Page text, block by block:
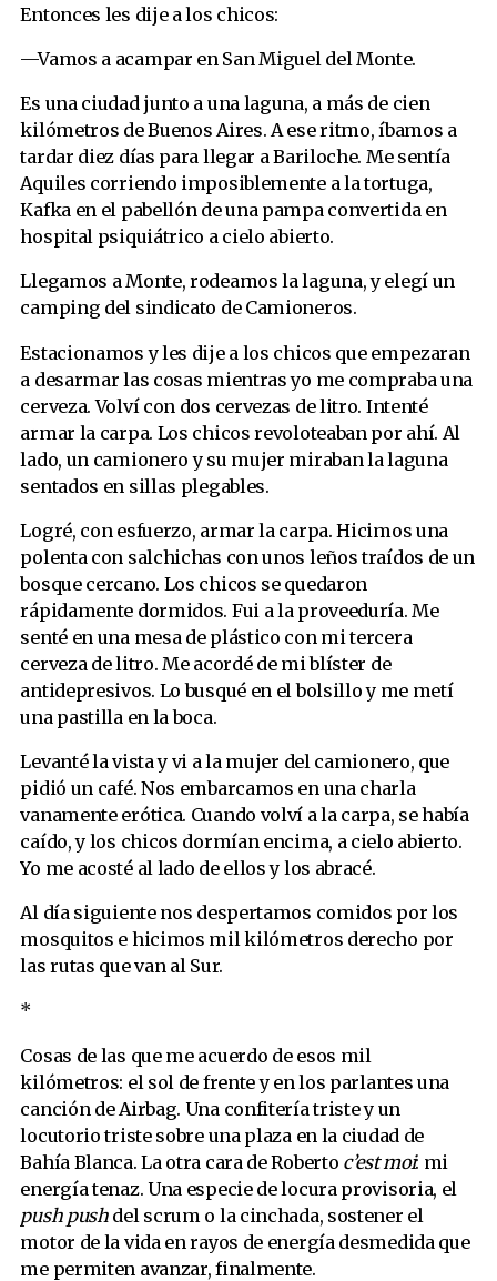
Entonces les dije a los chicos:
—Vamos a acampar en San Miguel del Monte.
Es una ciudad junto a una laguna, a más de cien
kilómetros de Buenos Aires. A ese ritmo, íbamos a
tardar diez días para llegar a Bariloche. Me sentía
Aquiles corriendo imposiblemente a la tortuga,
Kafka en el pabellón de una pampa convertida en
hospital psiquiátrico a cielo abierto.
Llegamos a Monte, rodeamos la laguna, y elegí un
camping del sindicato de Camioneros.
Estacionamos y les dije a los chicos que empezaran
a desarmar las cosas mientras yo me compraba una
cerveza. Volví con dos cervezas de litro. Intenté
armar la carpa. Los chicos revoloteaban por ahí. Al
lado, un camionero y su mujer miraban la laguna
sentados en sillas plegables.
Logré, con esfuerzo, armar la carpa. Hicimos una
polenta con salchichas con unos leños traídos de un
bosque cercano. Los chicos se quedaron
rápidamente dormidos. Fui a la proveeduría. Me
senté en una mesa de plástico con mi tercera
cerveza de litro. Me acordé de mi blíster de
antidepresivos. Lo busqué en el bolsillo y me metí
una pastilla en la boca.
Levanté la vista y vi a la mujer del camionero, que
pidió un café. Nos embarcamos en una charla
vanamente erótica. Cuando volví a la carpa, se había
caído, y los chicos dormían encima, a cielo abierto.
Yo me acosté al lado de ellos y los abracé.
Al día siguiente nos despertamos comidos por los
mosquitos e hicimos mil kilómetros derecho por
las rutas que van al Sur.
*
Cosas de las que me acuerdo de esos mil
kilómetros: el sol de frente y en los parlantes una
canción de Airbag. Una confitería triste y un
locutorio triste sobre una plaza en la ciudad de
Bahía Blanca. La otra cara de Roberto c’est moi: mi
energía tenaz. Una especie de locura provisoria, el
push pushdel scrum o la cinchada, sostener el
motor de la vida en rayos de energía desmedida que
me permiten avanzar, finalmente.